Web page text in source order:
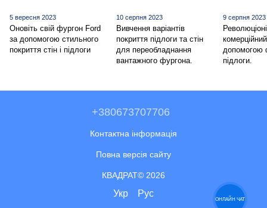
5 вересня 2023
Оновіть свій фургон Ford
за допомогою стильного
покриття стін і підлоги
10 серпня 2023
Вивчення варіантів
покриття підлоги та стін
для переобладнання
вантажного фургона.
9 серпня 2023
допомогою
підлоги.
+380673707706
Контактна інформація
Повна версія сайту
КВАДРАТ© 2026
Укр Рус
ОНЛАЙН ЧАТ